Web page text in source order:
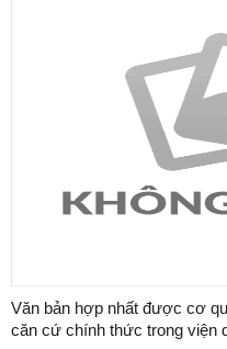
Văn bản hợp nhất được cơ
căn cứ chính thức trong viện